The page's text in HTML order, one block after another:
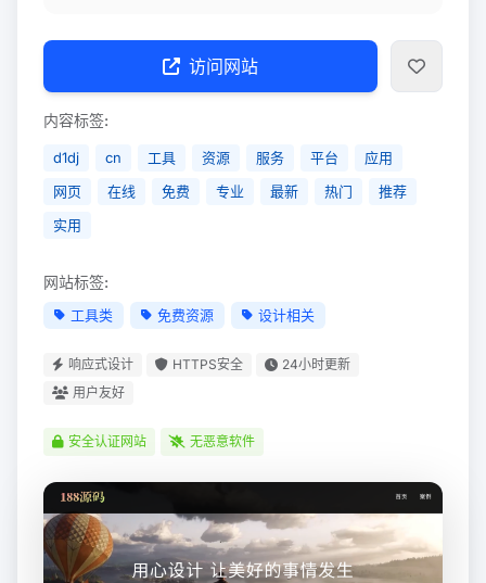
访问网站
内容标签:
d1dj cn 工具 资源 服务 平台
应用
网页
在线 免费 专业 最新 热门
推荐
实用
网站标签:
工具类 免费资源 设计相关
响应式设计 HTTPS安全
24小时更新
用户友好
安全认证网站 无恶意软件